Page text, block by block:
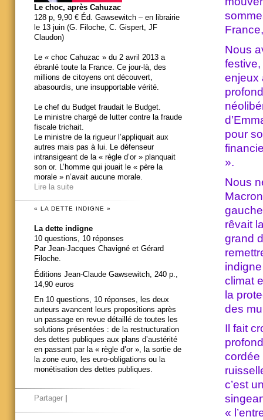
Nous
enjeux
pour
».
Nous
rêvait
grand
climat
la
des
Il fait
cordée
c’est
«
Le choc, après Cahuzac
128 p, 9,90 € Éd. Gawsewitch – en librairie
le 13 juin (G. Filoche, C. Gispert, JF
Claudon)
Le « choc Cahuzac » du 2 avril 2013 a
ébranlé toute la France. Ce jour-là, des
millions de citoyens ont découvert,
abasourdis, une insupportable vérité.
Le chef du Budget fraudait le Budget.
Le ministre chargé de lutter contre la fraude
fiscale trichait.
Le ministre de la rigueur l’appliquait aux
autres mais pas à lui. Le défenseur
intransigeant de la « règle d’or » planquait
son or. L’homme qui jouait le « père la
morale » n’avait aucune morale.
Lire la suite
« LA DETTE INDIGNE »
La dette indigne
10 questions, 10 réponses
Par Jean-Jacques Chavigné et Gérard
Filoche.
Éditions Jean-Claude Gawsewitch, 240 p.,
14,90 euros
En 10 questions, 10 réponses, les deux
auteurs avancent leurs propositions après
un passage en revue détaillé de toutes les
solutions présentées : de la restructuration
des dettes publiques aux plans d’austérité
en passant par la « règle d’or », la sortie de
la zone euro, les euro-obligations ou la
monétisation des dettes publiques.
Partager